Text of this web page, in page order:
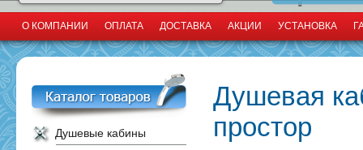
О КОМПАНИИ ОПЛАТА ДОСТАВКА АКЦИИ УСТАНОВКА
Душевые кабины
Душевая
простор